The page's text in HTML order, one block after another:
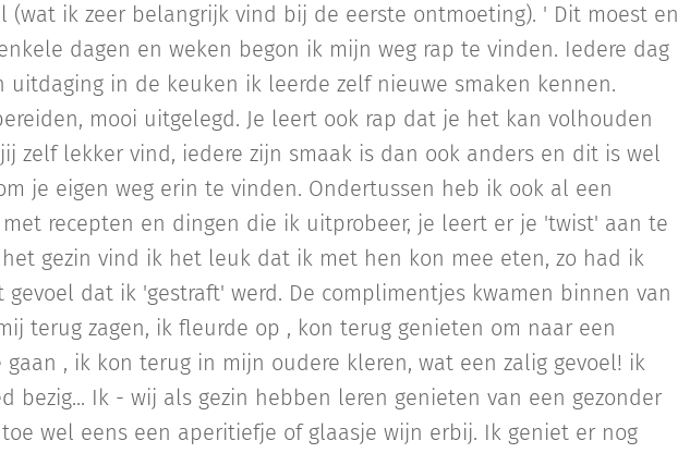
(wat ik zeer belangrijk vind bij de eerste ontmoeting). ' Dit moest en
dagen en weken begon ik mijn weg rap te vinden. Iedere dag
uitdaging in de keuken ik leerde zelf nieuwe smaken kennen.
mooi uitgelegd. Je leert ook rap dat je het kan volhouden
zelf lekker vind, iedere zijn smaak is dan ook anders en dit is wel
je eigen weg erin te vinden. Ondertussen heb ik ook al een
recepten en dingen die ik uitprobeer, je leert er je 'twist' aan te
het gezin vind ik het leuk dat ik met hen kon mee eten, zo had ik
dat ik 'gestraft' werd. De complimentjes kwamen binnen van
terug zagen, ik fleurde op , kon terug genieten om naar een
, ik kon terug in mijn oudere kleren, wat een zalig gevoel! ik
bezig... Ik - wij als gezin hebben leren genieten van een gezonder
wel eens een aperitiefje of glaasje wijn erbij. Ik geniet er nog